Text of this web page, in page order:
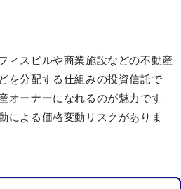
ィスビルや商業施設などの不動産
を分配する仕組みの投資信託で
オーナーになれるのが魅力です
による価格変動リスクがありま